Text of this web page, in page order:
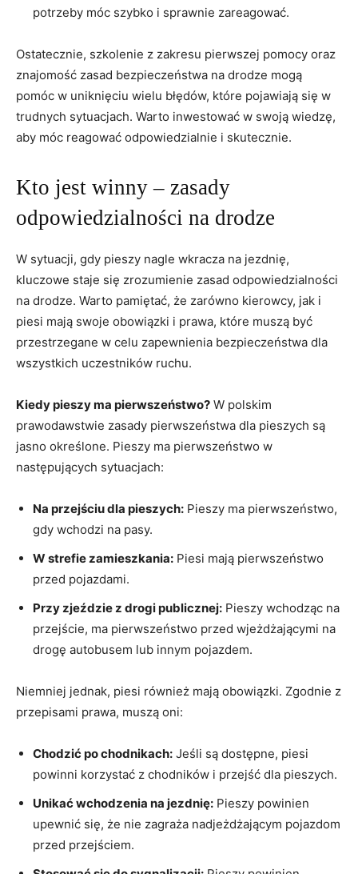
potrzeby móc szybko i sprawnie zareagować.
Ostatecznie, szkolenie z zakresu pierwszej pomocy oraz
znajomość zasad bezpieczeństwa na drodze mogą
pomóc w uniknięciu wielu błędów, które pojawiają się w
trudnych sytuacjach. Warto inwestować w swoją wiedzę,
aby móc reagować odpowiedzialnie i skutecznie.
Kto jest winny – zasady
odpowiedzialności na drodze
W sytuacji, gdy pieszy nagle wkracza na jezdnię,
kluczowe staje się zrozumienie zasad odpowiedzialności
na drodze. Warto pamiętać, że zarówno kierowcy, jak i
piesi mają swoje obowiązki i prawa, które muszą być
przestrzegane w celu zapewnienia bezpieczeństwa dla
wszystkich uczestników ruchu.
Kiedy pieszy ma pierwszeństwo? W polskim
prawodawstwie zasady pierwszeństwa dla pieszych są
jasno określone. Pieszy ma pierwszeństwo w
następujących sytuacjach:
Na przejściu dla pieszych: Pieszy ma pierwszeństwo,
gdy wchodzi na pasy.
W strefie zamieszkania: Piesi mają pierwszeństwo
przed pojazdami.
Przy zjeździe z drogi publicznej: Pieszy wchodząc na
przejście, ma pierwszeństwo przed wjeżdżającymi na
drogę autobusem lub innym pojazdem.
Niemniej jednak, piesi również mają obowiązki. Zgodnie z
przepisami prawa, muszą oni:
Chodzić po chodnikach: Jeśli są dostępne, piesi
powinni korzystać z chodników i przejść dla pieszych.
Unikać wchodzenia na jezdnię: Pieszy powinien
upewnić się, że nie zagraża nadjeżdżającym pojazdom
przed przejściem.